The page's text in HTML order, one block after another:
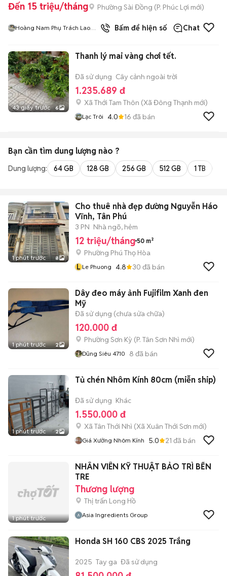
Đến 15 triệu/tháng Phường Sài Đồng (P. Phúc Lợi mới)
Hoàng Nam Phụ Trách Lao
Bấm để hiện số Chat
43 giây trước 6
Thanh lý mai vàng chơi tết.
Đã sử dụng Cây cảnh ngoài trời
1.235.689 đ
Xã Thới Tam Thôn (Xã Đông Thạnh mới)
Lạc Trôi 4.0 16 đã bán
Bạn cần tìm dung lượng nào ?
Dung lượng: 64 GB 128 GB 256 GB 512 GB 1 TB
1 phút trước 8
Cho thuê nhà đẹp đường Nguyễn Háo
Vĩnh, Tân Phú
3 PN Nhà ngõ, hẻm
12 triệu/tháng 50 m²
Phường Phú Thọ Hòa
L Le Phuong 4.8 30 đã bán
1 phút trước 2
Dây đeo máy ảnh Fujifilm Xanh đen
Mỹ
Đã sử dụng (chưa sửa chữa)
120.000 đ
Phường Sơn Kỳ (P. Tân Sơn Nhì mới)
Dũng Siêu 4710 8 đã bán
1 phút trước 2
Tủ chén Nhôm Kính 80cm (miễn ship)
Đã sử dụng Khác
1.550.000 đ
Xã Tân Thới Nhì (Xã Xuân Thới Sơn mới)
Giá Xưởng Nhôm Kính 5.0 21 đã bán
1 phút trước
NHÂN VIÊN KỸ THUẬT BẢO TRÌ BẾN
TRE
Thương lượng
Thị trấn Long Hồ
Asia Ingredients Group
Honda SH 160 CBS 2025 Trắng
2025 Tay ga Đã sử dụng